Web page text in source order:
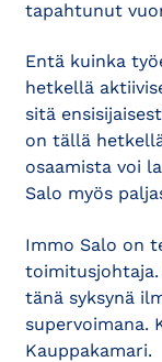
tapahtunut
Entä kuinka
hetkellä
sitä
on tällä
osaamista voi
Salo myös
Immo Salo on
toimitusjohtaja.
tänä syksynä
supervoimana.
Kauppakamari.